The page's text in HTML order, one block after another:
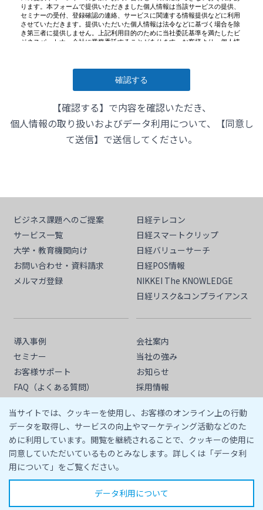
【確認する】で内容を確認いただき、
個人情報の取り扱いおよびデータ利用について、【同意し
て送信】で送信してください。
当サイトでは、クッキーを使用し、お客様のオンライン上の行動
データを取得し、サービスの向上やマーケティング活動などのた
めに利用しています。閲覧を継続されることで、クッキーの使用に
同意していただいているものとみなします。詳しくは「データ利
用について」をご覧ください。
データ利用について
ビジネス課題へのご提案
サービス一覧
大学・教育機関向け
お問い合わせ・資料請求
メルマガ登録
日経テレコン
日経スマートクリップ
日経バリューサーチ
日経POS情報
NIKKEI The KNOWLEDGE
日経リスク&コンプライアンス
導入事例
セミナー
お客様サポート
FAQ（よくある質問）
会社案内
当社の強み
お知らせ
採用情報
サプライヤー行動規範